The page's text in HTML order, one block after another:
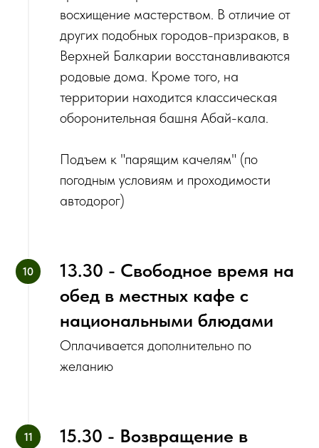
восхищение мастерством. В отличие от
других подобных городов-призраков, в
Верхней Балкарии восстанавливаются
родовые дома. Кроме того, на
территории находится классическая
оборонительная башня Абай-кала.
Подъем к "парящим качелям" (по
погодным условиям и проходимости
автодорог)
13.30 - Свободное время на
обед в местных кафе с
национальными блюдами
Оплачивается дополнительно по
желанию
15.30 - Возвращение в